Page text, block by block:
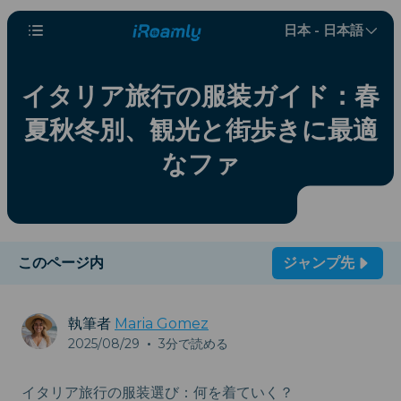
日本 - 日本語
イタリア旅行の服装ガイド：春
夏秋冬別、観光と街歩きに最適
なファ
このページ内 ジャンプ先
執筆者 Maria Gomez
2025/08/29 • 3分で読める
イタリア旅行の服装選び：何を着ていく？